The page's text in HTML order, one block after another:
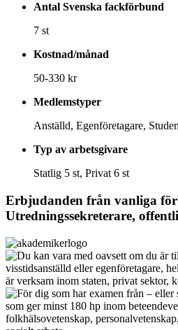
Antal Svenska fackförbund
7 st
Kostnad/månad
50-330 kr
Medlemstyper
Anställd, Egenföretagare,
Typ av arbetsgivare
Statlig 5 st, Privat 6 st
Erbjudanden från vanliga
Utredningssekreterare,